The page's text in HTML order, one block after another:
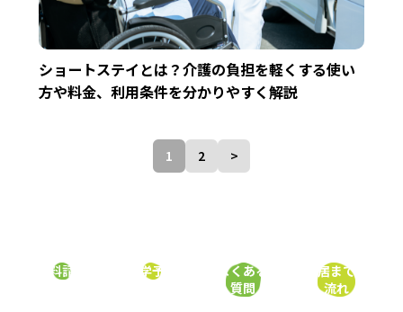
ショートステイとは？介護の負担を軽くする使い
方や料金、利用条件を分かりやすく解説
投
稿
ー
シ
1 2 >
資料請求 見学予約
よくある
質問
入居までの
流れ